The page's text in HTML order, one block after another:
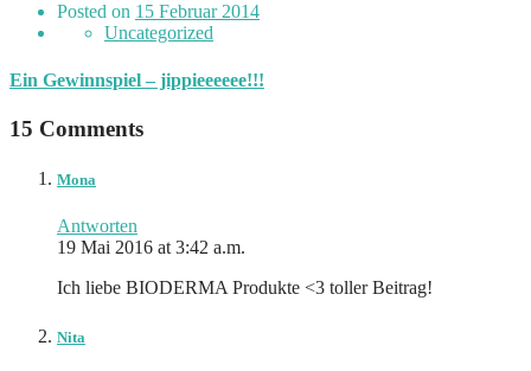
Posted on 15 Februar 2014
Uncategorized
Ein Gewinnspiel – jippieeeeee!!!
15 Comments
Mona
Antworten
19 Mai 2016 at 3:42 a.m.
Ich liebe BIODERMA Produkte <3 toller Beitrag!
Nita